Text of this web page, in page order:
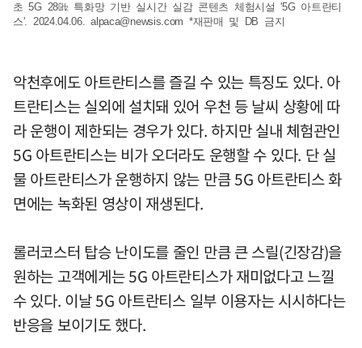
초 5G 28㎓ 특화망 기반 실시간 실감 콘텐츠 체험시설 '5G 아트란티
스'. 2024.04.06.alpaca@newsis.com *재판매 및 DB 금지
악천후에도 아트란티스를 즐길 수 있는 특징도 있다. 아
트란티스는 실외에 설치돼 있어 우천 등 날씨 상황에 따
라 운행이 제한되는 경우가 있다. 하지만 실내 체험관인
5G 아트란티스는 비가 오더라도 운행할 수 있다. 단 실
물 아트란티스가 운행하지 않는 만큼 5G 아트란티스 화
면에는 녹화된 영상이 재생된다.
롤러코스터 탑승 난이도를 줄인 만큼 큰 스릴(긴장감)을
원하는 고객에게는 5G 아트란티스가 재미없다고 느낄
수 있다. 이날 5G 아트란티스 일부 이용자는 시시하다는
반응을 보이기도 했다.